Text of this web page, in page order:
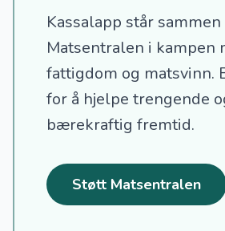
Kassalapp står sammen
Matsentralen i kampen
fattigdom og matsvinn.
for å hjelpe trengende
bærekraftig fremtid.
Støtt Matsentralen